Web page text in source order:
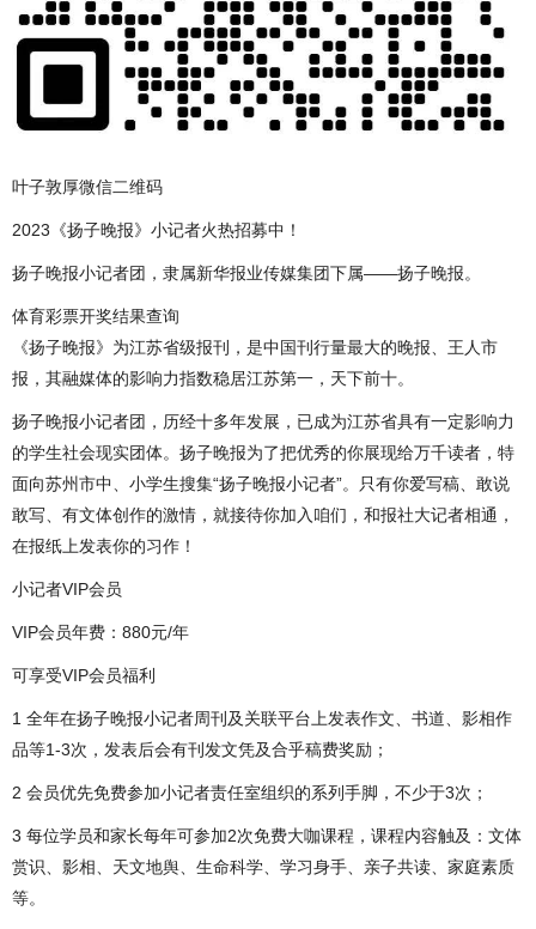
叶子敦厚微信二维码
2023《扬子晚报》小记者火热招募中！
扬子晚报小记者团，隶属新华报业传媒集团下属——扬子晚报。
体育彩票开奖结果查询
《扬子晚报》为江苏省级报刊，是中国刊行量最大的晚报、王人市
报，其融媒体的影响力指数稳居江苏第一，天下前十。
扬子晚报小记者团，历经十多年发展，已成为江苏省具有一定影响力
的学生社会现实团体。扬子晚报为了把优秀的你展现给万千读者，特
面向苏州市中、小学生搜集“扬子晚报小记者”。只有你爱写稿、敢说
敢写、有文体创作的激情，就接待你加入咱们，和报社大记者相通，
在报纸上发表你的习作！
小记者VIP会员
VIP会员年费：880元/年
可享受VIP会员福利
1 全年在扬子晚报小记者周刊及关联平台上发表作文、书道、影相作
品等1-3次，发表后会有刊发文凭及合乎稿费奖励；
2 会员优先免费参加小记者责任室组织的系列手脚，不少于3次；
3 每位学员和家长每年可参加2次免费大咖课程，课程内容触及：文体
赏识、影相、天文地舆、生命科学、学习身手、亲子共读、家庭素质
等。